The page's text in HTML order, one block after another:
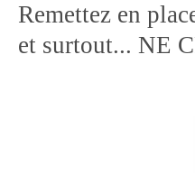
Remettez en
et surtout... NE